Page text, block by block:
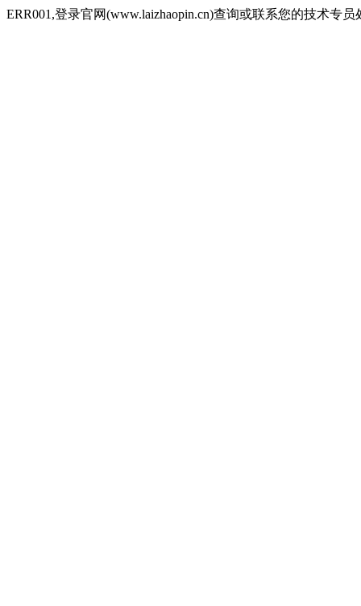
ERR001,登录官网(www.laizhaopin.cn)查询或联系您的技术专员